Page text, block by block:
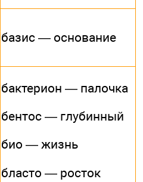
базис — основание
бактерион — палочка
бентос — глубинный
био — жизнь
бласто — росток